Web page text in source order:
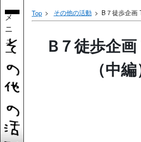
メ
ニ
ュ
ー
Top その他の活動 B７徒歩企画
B７徒歩企画
（中編